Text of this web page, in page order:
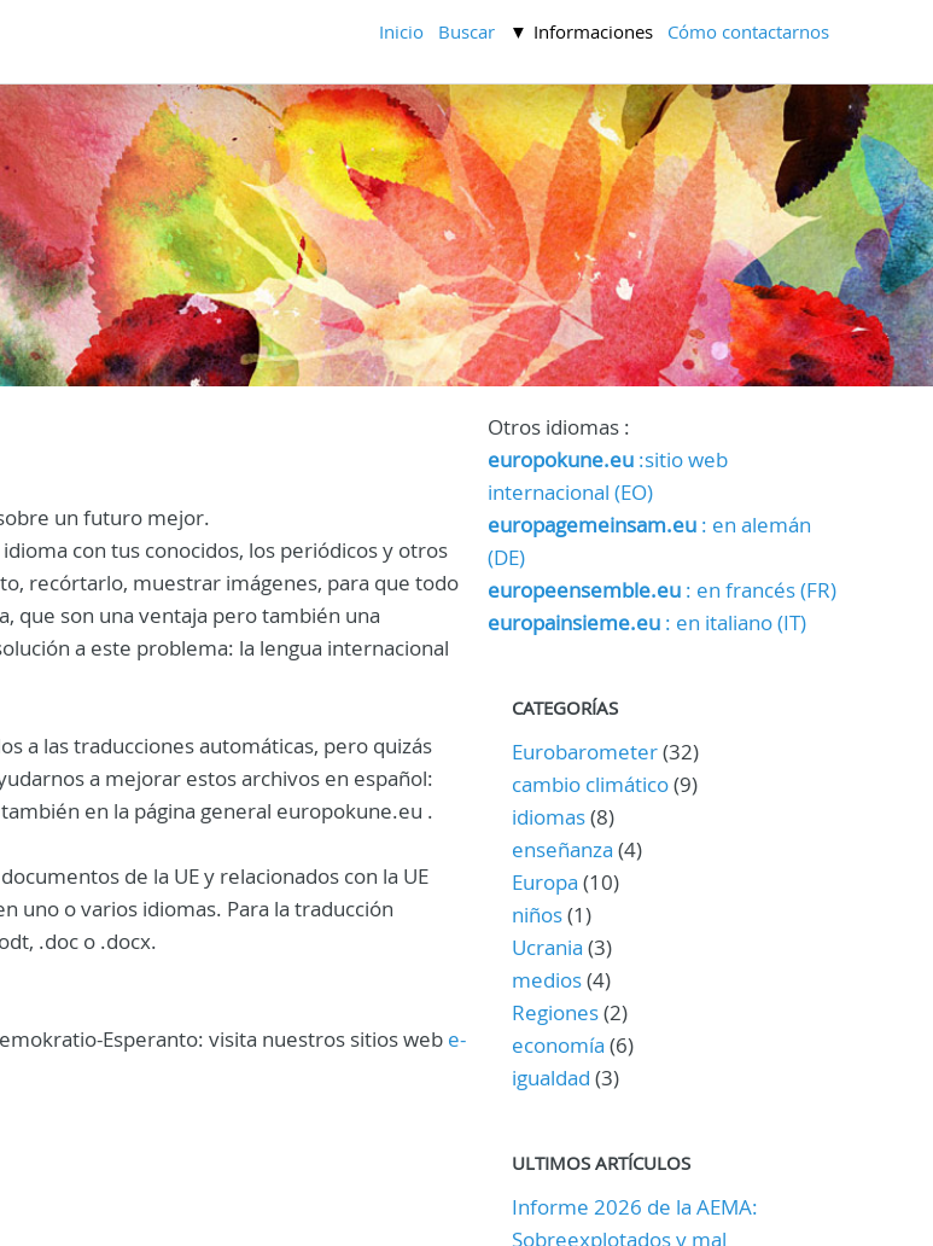
Inicio Buscar Informaciones Cómo contactarnos
un futuro mejor.
con tus conocidos, los periódicos y otros
recórtarlo, muestrar imágenes, para que todo
que son una ventaja pero también una
a este problema: la lengua internacional
a las traducciones automáticas, pero quizás
a mejorar estos archivos en español:
en la página general europokune.eu .
de la UE y relacionados con la UE
uno o varios idiomas. Para la traducción
.doc o .docx.
Esperanto: visita nuestros sitios web e-
Otros idiomas :
europokune.eu:sitio web
internacional (EO)
europagemeinsam.eu: en alemán
(DE)
europeensemble.eu: en francés (FR)
europainsieme.eu: en italiano (IT)
CATEGORÍAS
Eurobarometer(32)
cambio climático(9)
idiomas(8)
enseñanza (4)
Europa (10)
niños(1)
Ucrania (3)
medios(4)
Regiones(2)
economía (6)
igualdad (3)
ULTIMOS ARTÍCULOS
Informe 2026 de la AEMA:
Sobreexplotados y mal